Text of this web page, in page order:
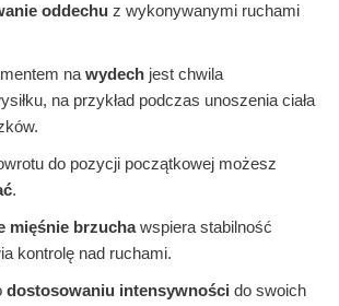
oddechu z wykonywanymi ruchami
na wydech jest chwila
na przykład podczas unoszenia ciała
do pozycji początkowej możesz
.
mięśnie brzuchawspiera stabilność
kontrolę nad ruchami.
dostosowaniu intensywności do swoich